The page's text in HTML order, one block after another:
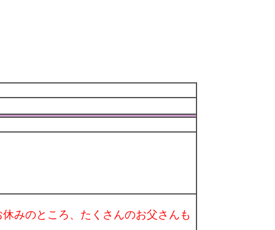
みのところ、たくさんのお父さんも